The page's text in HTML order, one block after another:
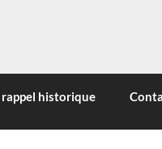
VILAINE
historique